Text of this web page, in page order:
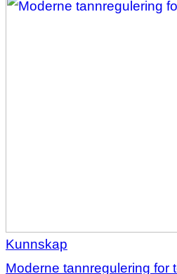
Kunnskap
Moderne tannregulering for